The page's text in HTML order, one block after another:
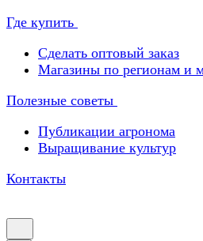
Где купить
Сделать оптовый заказ
Магазины по регионам и
Полезные советы
Публикации агронома
Выращивание культур
Контакты